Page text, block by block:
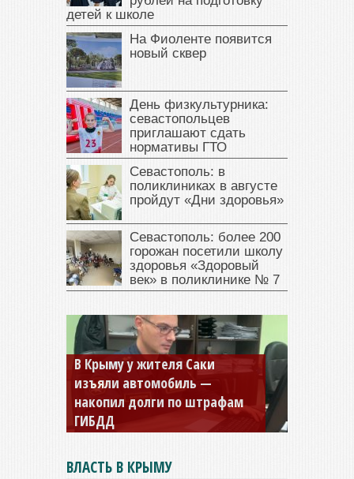
детей к школе
На Фиоленте появится
новый сквер
День физкультурника:
севастопольцев
приглашают сдать
нормативы ГТО
Севастополь: в
поликлиниках в августе
пройдут «Дни здоровья»
Севастополь: более 200
горожан посетили школу
здоровья «Здоровый
век» в поликлинике № 7
Севастопольская компания
заплатила 877 тысяч рублей
долга — арестовали счета
ВЛАСТЬ В КРЫМУ